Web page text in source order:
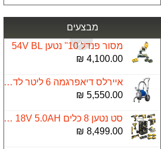
מבצעים330.00 ₪
מסור פנדל 10'' נטען 54V BL
4,100.00 ₪
איירלס דיאפרגמה 6 ליטר לדקה 1800W
5,550.00 ₪
סט נטען 8 כלים DEWALT 18V 5.0AH
8,499.00 ₪